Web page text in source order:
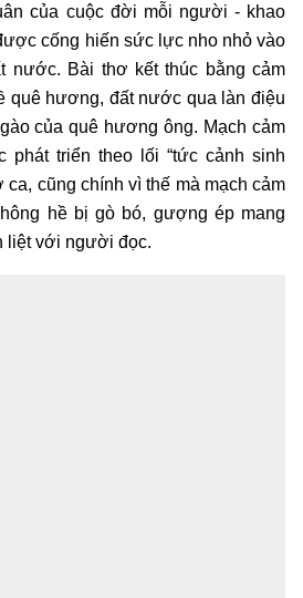
của cuộc đời mỗi người - khao
cống hiến sức lực nho nhỏ vào
nước. Bài thơ kết thúc bằng cảm
quê hương, đất nước qua làn điệu
của quê hương ông. Mạch cảm
triển theo lối “tức cảnh sinh
ca, cũng chính vì thế mà mạch cảm
hề bị gò bó, gượng ép mang
liệt với người đọc.